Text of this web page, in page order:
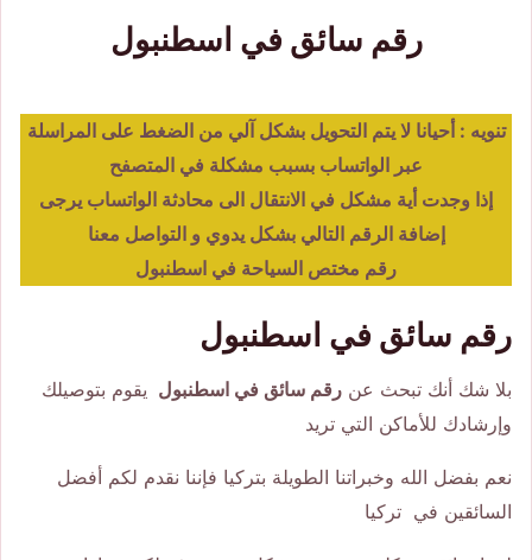
رقم سائق في اسطنبول
تنويه : أحيانا لا يتم التحويل بشكل آلي من الضغط على المراسلة
عبر الواتساب بسبب مشكلة في المتصفح
إذا وجدت أية مشكل في الانتقال الى محادثة الواتساب يرجى
إضافة الرقم التالي بشكل يدوي و التواصل معنا
رقم مختص السياحة في اسطنبول
رقم سائق في اسطنبول
بلا شك أنك تبحث عن رقم سائق في اسطنبول يقوم بتوصيلك
وإرشادك للأماكن التي تريد
نعم بفضل الله وخبراتنا الطويلة بتركيا فإننا نقدم لكم أفضل
السائقين في تركيا